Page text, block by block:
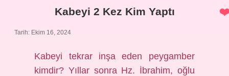
Kabeyi 2 Kez Kim Yaptı
Tarih: Ekim 16, 2024
Kabeyi tekrar inşa eden peygamber
kimdir? Yıllar sonra Hz. İbrahim, oğlu